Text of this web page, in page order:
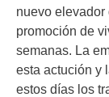
nuevo
promoción de
semanas. La
esta actución y
estos días los